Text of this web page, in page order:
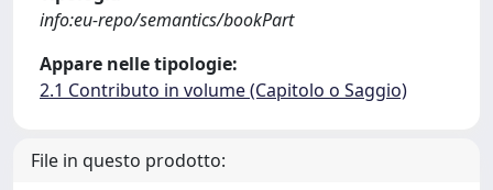
info:eu-repo/semantics/bookPart
Appare nelle tipologie:
2.1 Contributo in volume (Capitolo o Saggio)
File in questo prodotto: